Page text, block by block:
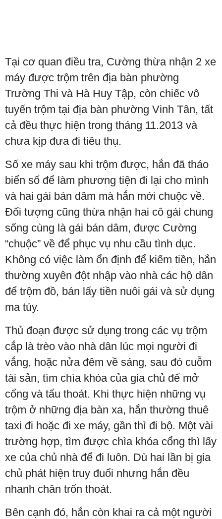
Tại cơ quan điều tra, Cường thừa nhận 2 xe
máy được trộm trên địa bàn phường
Trường Thi và Hà Huy Tập, còn chiếc vô
tuyến trộm tại địa bàn phường Vinh Tân, tất
cả đều thực hiện trong tháng 11.2013 và
chưa kịp đưa đi tiêu thụ.
Số xe máy sau khi trộm được, hắn đã tháo
biển số để làm phương tiện đi lại cho mình
và hai gái bán dâm mà hắn mới chuộc về.
Đối tượng cũng thừa nhận hai cô gái chung
sống cùng là gái bán dâm, được Cường
“chuộc” về để phục vụ nhu cầu tình dục.
Không có việc làm ổn định để kiếm tiền, hắn
thường xuyên đột nhập vào nhà các hộ dân
để trộm đồ, bán lấy tiền nuôi gái và sử dụng
ma túy.
Thủ đoạn được sử dụng trong các vụ trộm
cắp là trèo vào nhà dân lúc mọi người đi
vắng, hoặc nửa đêm về sáng, sau đó cuỗm
tài sản, tìm chìa khóa của gia chủ để mở
cổng và tẩu thoát. Khi thực hiện những vụ
trộm ở những địa bàn xa, hắn thường thuê
taxi đi hoặc đi xe máy, gần thì đi bộ. Một vài
trường hợp, tìm được chìa khóa cổng thì lấy
xe của chủ nhà để đi luôn. Dù hai lần bị gia
chủ phát hiện truy đuổi nhưng hắn đều
nhanh chân trốn thoát.
Bên cạnh đó, hắn còn khai ra cả một người